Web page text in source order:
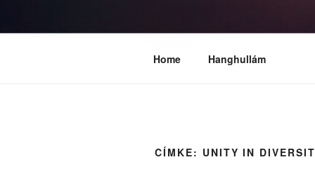
Home Hanghullám
CÍMKE: UNITY IN